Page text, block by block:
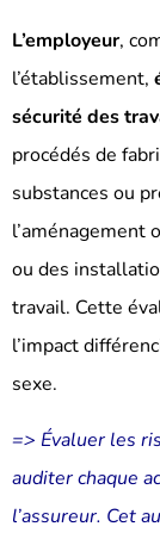
L’employeur,
l’établissement,
sécurité des
procédés de
substances ou
l’aménagement
ou des
travail. Cette
l’impact
sexe.
=> Évaluer les
auditer chaque
l’assureur. Cet